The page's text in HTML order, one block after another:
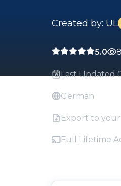
Created by: UL
5.0
Last Updated
German
Export to your
Full Lifetime